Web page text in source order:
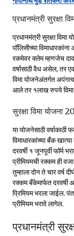
प्रधानमंत्री सुरक्षा
प्रधानमंत्री सुरक्षा विमा
पॉलिसीच्या
रकमेवर क्लेम म्हणजेच
वर्षासाठी वैध असेल, तर
विमा योजनेअंतर्गत
आले तर १लाख रुपये विमा
सुरक्षा विमा योजना
या योजनेसाठी
विमाधारकांच्या बँक
दरवर्षी १ जूनपूर्वी फॉर्म
प्रीमियमची रक्कम ही
तुम्हाला दोन ते चार वर्ष
रक्कम बँकेमार्फत दरवर्षी
प्रिमियम भरला जाईल.
प्रीमियम भरावे लागेल.
प्रधानमंत्री